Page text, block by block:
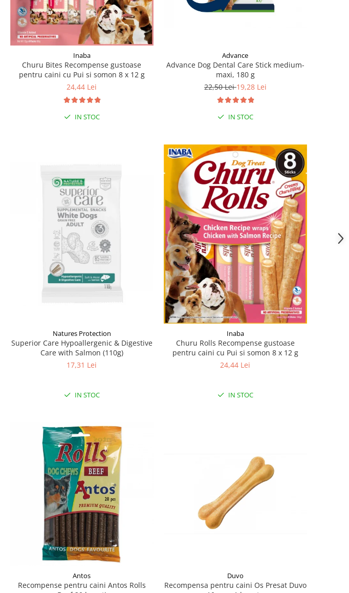
Inaba
Churu Bites Recompense gustoase
pentru caini cu Pui si somon 8 x 12 g
24,44 Lei
IN STOC
Advance
Advance Dog Dental Care Stick medium-
maxi, 180 g
22,50 Lei19,28 Lei
IN STOC
Natures Protection
Superior Care Hypoallergenic & Digestive
Care with Salmon (110g)
17,31 Lei
IN STOC
Inaba
Churu Rolls Recompense gustoase
pentru caini cu Pui si somon 8 x 12 g
24,44 Lei
IN STOC
Antos
Recompense pentru caini Antos Rolls
Duvo
Recompensa pentru caini Os Presat Duvo